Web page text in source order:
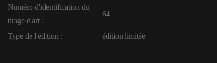
Numéro d'identification du
tirage d'art :
64
Type de l'édition : édition limitée